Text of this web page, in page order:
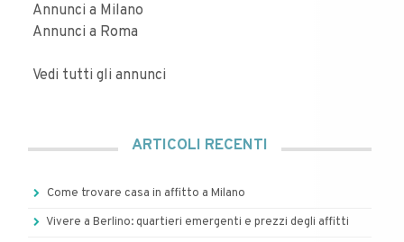
Annunci a Milano
Annunci a Roma
Vedi tutti gli annunci
ARTICOLI RECENTI
Come trovare casa in affitto a Milano
Vivere a Berlino: quartieri emergenti e prezzi degli affitti